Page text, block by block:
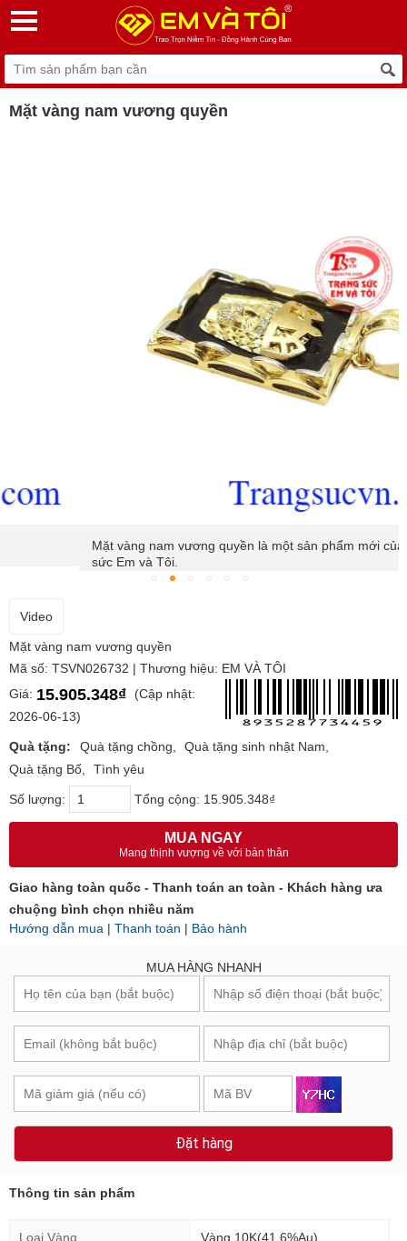
Mặt vàng nam vương quyền
Mặt vàng nam vương quyền là một sản phẩm mới của Trang
sức Em và Tôi.
Mặt vàng nam vương quyền
Mã số: TSVN026732 | Thương hiệu: EM VÀ TÔI
(Cập nhật:
2026-06-13)
Quà tặng: Quà tặng chồng
Quà tặng sinh nhật Nam
Quà tặng Bố
Tình yêu
Số lượng: Tổng cộng:
MUA NGAY
Mang thịnh vượng về với bản thân
Giao hàng toàn quốc - Thanh toán an toàn - Khách hàng ưa
chuộng bình chọn nhiều năm
Hướng dẫn mua
| |
MUA HÀNG NHANH
Đặt hàng
Thông tin sản phẩm